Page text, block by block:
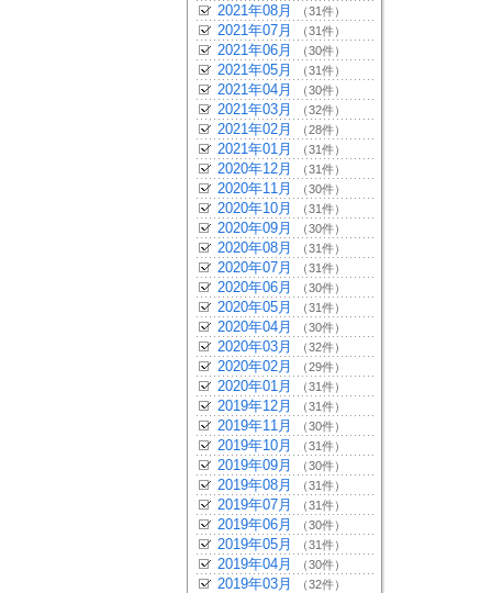
2021年08月 （31件）
2021年07月 （31件）
2021年06月 （30件）
2021年05月 （31件）
2021年04月 （30件）
2021年03月 （32件）
2021年02月 （28件）
2021年01月 （31件）
2020年12月 （31件）
2020年11月 （30件）
2020年10月 （31件）
2020年09月 （30件）
2020年08月 （31件）
2020年07月 （31件）
2020年06月 （30件）
2020年05月 （31件）
2020年04月 （30件）
2020年03月 （32件）
2020年02月 （29件）
2020年01月 （31件）
2019年12月 （31件）
2019年11月 （30件）
2019年10月 （31件）
2019年09月 （30件）
2019年08月 （31件）
2019年07月 （31件）
2019年06月 （30件）
2019年05月 （31件）
2019年04月 （30件）
2019年03月 （32件）